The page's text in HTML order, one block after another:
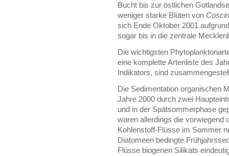
Bucht bis zur östlichen
weniger starke Blüten von
sich Ende Oktober 2001
sogar bis in die zentrale
Die wichtigsten
eine komplette Artenliste des
Indikators, sind
Die Sedimentation organischen
Jahre 2000 durch zwei
und in der Spätsommerphase
waren allerdings die vorwiegend
Kohlenstoff-Flüsse im Sommer
Diatomeen bedingte
Flüsse biogenen Silikats